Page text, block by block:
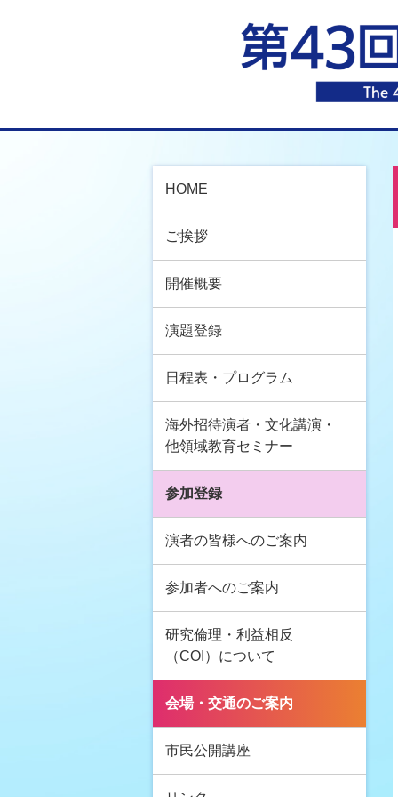
HOME
ご挨拶
開催概要
演題登録
日程表・プログラム
海外招待演者・文化講演・
他領域教育セミナー
参加登録
演者の皆様へのご案内
参加者へのご案内
研究倫理・利益相反
（COI）について
会場・交通のご案内
市民公開講座